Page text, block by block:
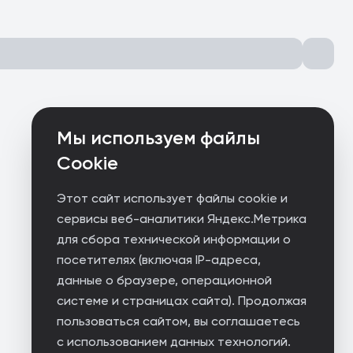
Мы используем файлы
Cookie
Этот сайт использует файлы cookie и
сервисы веб-аналитики Яндекс.Метрика
для сбора технической информации о
посетителях (включая IP-адреса,
данные о браузере, операционной
системе и страницах сайта). Продолжая
пользоваться сайтом, вы соглашаетесь
с использованием данных технологий.